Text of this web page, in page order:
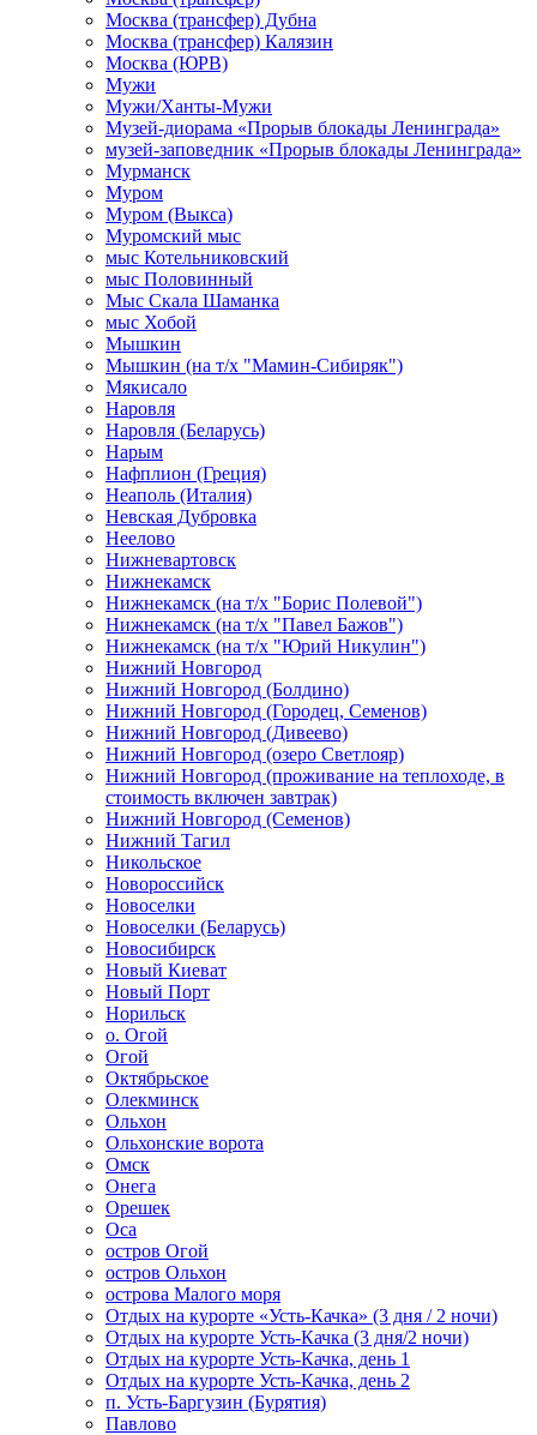
Москва (трансфер) Дубна
Москва (трансфер) Калязин
Москва (ЮРВ)
Мужи
Мужи/Ханты-Мужи
Музей-диорама «Прорыв блокады Ленинграда»
музей-заповедник «Прорыв блокады Ленинграда»
Мурманск
Муром
Муром (Выкса)
Муромский мыс
мыс Котельниковский
мыс Половинный
Мыс Скала Шаманка
мыс Хобой
Мышкин
Мышкин (на т/х "Мамин-Сибиряк")
Мякисало
Наровля
Наровля (Беларусь)
Нарым
Нафплион (Греция)
Неаполь (Италия)
Невская Дубровка
Неелово
Нижневартовск
Нижнекамск
Нижнекамск (на т/х "Борис Полевой")
Нижнекамск (на т/х "Павел Бажов")
Нижнекамск (на т/х "Юрий Никулин")
Нижний Новгород
Нижний Новгород (Болдино)
Нижний Новгород (Городец, Семенов)
Нижний Новгород (Дивеево)
Нижний Новгород (озеро Светлояр)
Нижний Новгород (проживание на теплоходе, в
стоимость включен завтрак)
Нижний Новгород (Семенов)
Нижний Тагил
Никольское
Новороссийск
Новоселки
Новоселки (Беларусь)
Новосибирск
Новый Киеват
Новый Порт
Норильск
о. Огой
Огой
Октябрьское
Олекминск
Ольхон
Ольхонские ворота
Омск
Онега
Орешек
Оса
остров Огой
остров Ольхон
острова Малого моря
Отдых на курорте «Усть-Качка» (3 дня / 2 ночи)
Отдых на курорте Усть-Качка (3 дня/2 ночи)
Отдых на курорте Усть-Качка, день 1
Отдых на курорте Усть-Качка, день 2
п. Усть-Баргузин (Бурятия)
Павлово